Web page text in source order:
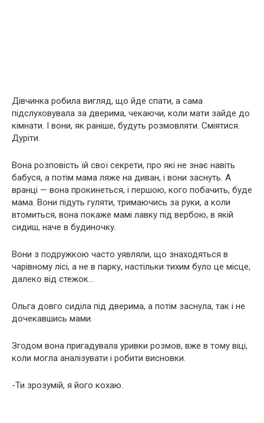
Дівчинка робила вигляд, що йде спати, а сама
підслуховувала за дверима, чекаючи, коли мати зайде до
кімнати. І вони, як раніше, будуть розмовляти. Сміятися.
Дуріти.
Вона розповість їй свої секрети, про які не знає навіть
бабуся, а потім мама ляже на диван, і вони заснуть. А
вранці — вона прокинеться, і першою, кого побачить, буде
мама. Вони підуть гуляти, тримаючись за руки, а коли
втомиться, вона покаже мамі лавку під вербою, в якій
сидиш, наче в будиночку.
Вони з подружкою часто уявляли, що знаходяться в
чарівному лісі, а не в парку, настільки тихим було це місце,
далеко від стежок…
Ольга довго сиділа під дверима, а потім заснула, так і не
дочекавшись мами.
Згодом вона пригадувала уривки розмов, вже в тому віці,
коли могла аналізувати і робити висновки.
-Ти зрозумій, я його кохаю.